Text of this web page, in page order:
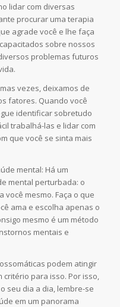
lidar com diversas
procurar uma terapia
agrade você e lhe faça
sobre nossos
problemas futuros
vezes, deixamos de
fatores. Quando você
identificar sobretudo
trabalhá-las e lidar com
que você se sinta mais
mental: Há um
mental perturbada: o
você mesmo. Faça o que
ama e escolha apenas o
mesmo é um método
mentais e
podem atingir
para isso. Por isso,
seu dia a dia, lembre-se
em um panorama